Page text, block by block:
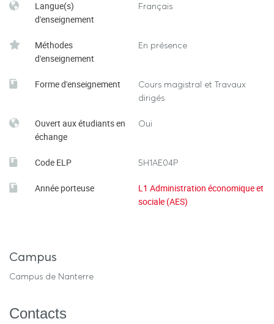
Langue(s)
d'enseignement
Français
Méthodes
d'enseignement
En présence
Forme d'enseignement
Cours magistral et Travaux
dirigés
Ouvert aux étudiants en
échange
Oui
Code ELP 5H1AE04P
Année porteuse
L1 Administration économique et
sociale (AES)
Campus
Campus de Nanterre
Contacts